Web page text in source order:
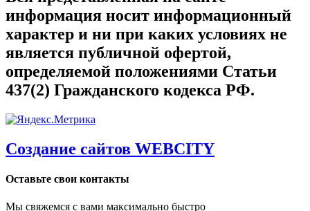
информация носит информационный
характер и ни при каких условиях не
является публичной офертой,
определяемой положениями Статьи
437(2) Гражданского кодекса РФ.
Создание сайтов WEBCITY
Оставьте свои контакты
Мы свяжемся с вами максимально быстро